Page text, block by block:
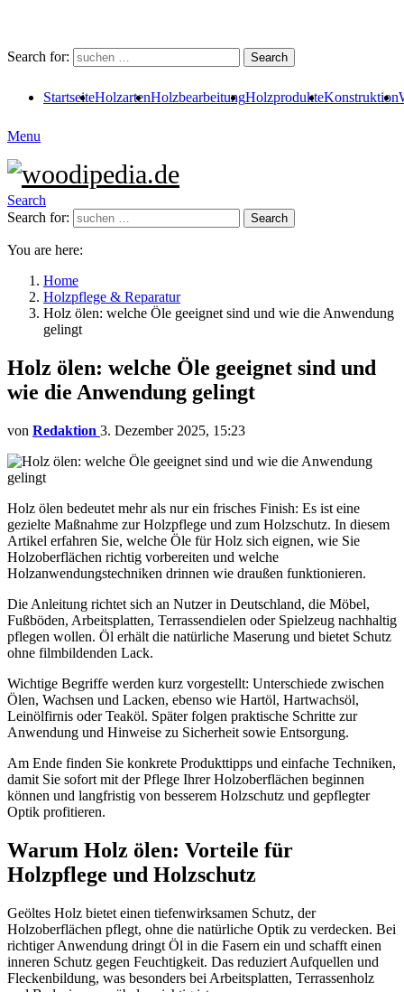
Search for: Search
StartseiteHolzartenHolzbearbeitungHolzprodukteKonstruktion
Menu
Search
Search for:
Search
You are here:
Home
Holzpflege & Reparatur
Holz ölen: welche Öle geeignet sind und wie die Anwendung
gelingt
Holz ölen: welche Öle geeignet sind und
wie die Anwendung gelingt
von Redaktion 3. Dezember 2025, 15:23
Holz ölen bedeutet mehr als nur ein frisches Finish: Es ist eine
gezielte Maßnahme zur Holzpflege und zum Holzschutz. In diesem
Artikel erfahren Sie, welche Öle für Holz sich eignen, wie Sie
Holzoberflächen richtig vorbereiten und welche
Holzanwendungstechniken drinnen wie draußen funktionieren.
Die Anleitung richtet sich an Nutzer in Deutschland, die Möbel,
Fußböden, Arbeitsplatten, Terrassendielen oder Spielzeug nachhaltig
pflegen wollen. Öl erhält die natürliche Maserung und bietet Schutz
ohne filmbildenden Lack.
Wichtige Begriffe werden kurz vorgestellt: Unterschiede zwischen
Ölen, Wachsen und Lacken, ebenso wie Hartöl, Hartwachsöl,
Leinölfirnis oder Teaköl. Später folgen praktische Schritte zur
Anwendung und Hinweise zu Sicherheit sowie Entsorgung.
Am Ende finden Sie konkrete Produkttipps und einfache Techniken,
damit Sie sofort mit der Pflege Ihrer Holzoberflächen beginnen
können und langfristig von besserem Holzschutz und gepflegter
Optik profitieren.
Warum Holz ölen: Vorteile für
Holzpflege und Holzschutz
Geöltes Holz bietet einen tiefenwirksamen Schutz, der
Holzoberflächen pflegt, ohne die natürliche Optik zu verdecken. Bei
richtiger Anwendung dringt Öl in die Fasern ein und schafft einen
inneren Schutz gegen Feuchtigkeit. Das reduziert Aufquellen und
Fleckenbildung, was besonders bei Arbeitsplatten, Terrassenholz